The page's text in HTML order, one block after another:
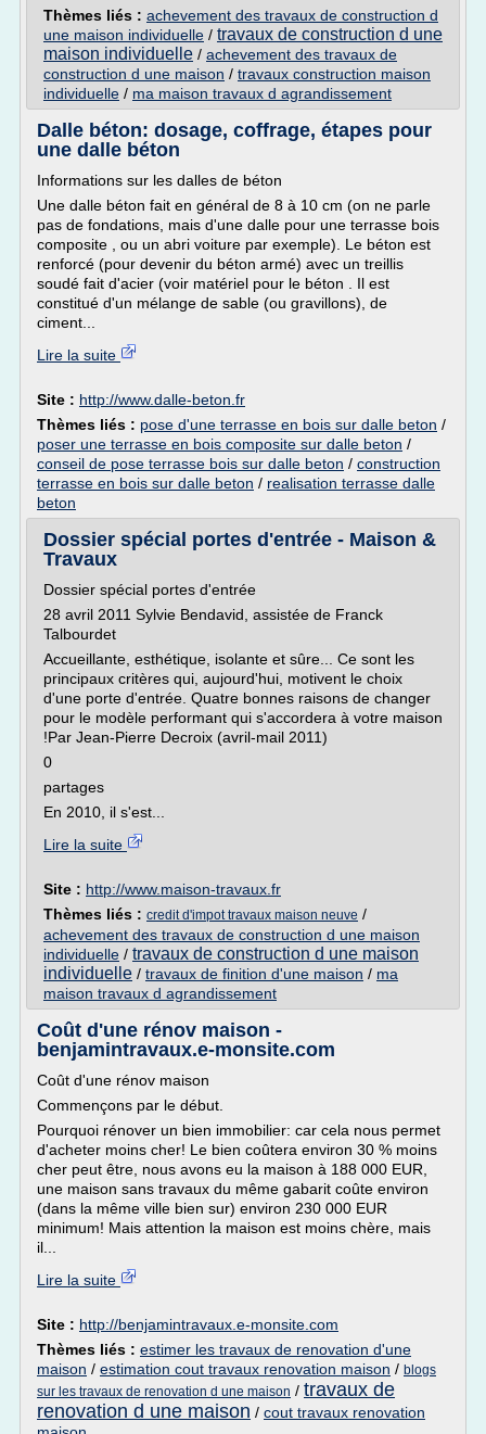
Thèmes liés : achevement des travaux de construction d
une maison individuelle / travaux de construction d une
maison individuelle / achevement des travaux de
construction d une maison / travaux construction maison
individuelle / ma maison travaux d agrandissement
Dalle béton: dosage, coffrage, étapes pour
une dalle béton
Informations sur les dalles de béton
Une dalle béton fait en général de 8 à 10 cm (on ne parle
pas de fondations, mais d'une dalle pour une terrasse bois
composite , ou un abri voiture par exemple). Le béton est
renforcé (pour devenir du béton armé) avec un treillis
soudé fait d'acier (voir matériel pour le béton . Il est
constitué d'un mélange de sable (ou gravillons), de
ciment...
Lire la suite
Site : http://www.dalle-beton.fr
Thèmes liés : pose d'une terrasse en bois sur dalle beton /
poser une terrasse en bois composite sur dalle beton /
conseil de pose terrasse bois sur dalle beton / construction
terrasse en bois sur dalle beton / realisation terrasse dalle
beton
Dossier spécial portes d'entrée - Maison &
Travaux
Dossier spécial portes d'entrée
28 avril 2011 Sylvie Bendavid, assistée de Franck
Talbourdet
Accueillante, esthétique, isolante et sûre... Ce sont les
principaux critères qui, aujourd'hui, motivent le choix
d'une porte d'entrée. Quatre bonnes raisons de changer
pour le modèle performant qui s'accordera à votre maison
!Par Jean-Pierre Decroix (avril-mail 2011)
0
partages
En 2010, il s'est...
Lire la suite
Site : http://www.maison-travaux.fr
Thèmes liés : credit d'impot travaux maison neuve /
achevement des travaux de construction d une maison
individuelle / travaux de construction d une maison
individuelle / travaux de finition d'une maison / ma
maison travaux d agrandissement
Coût d'une rénov maison -
benjamintravaux.e-monsite.com
Coût d'une rénov maison
Commençons par le début.
Pourquoi rénover un bien immobilier: car cela nous permet
d'acheter moins cher! Le bien coûtera environ 30 % moins
cher peut être, nous avons eu la maison à 188 000 EUR,
une maison sans travaux du même gabarit coûte environ
(dans la même ville bien sur) environ 230 000 EUR
minimum! Mais attention la maison est moins chère, mais
il...
Lire la suite
Site : http://benjamintravaux.e-monsite.com
Thèmes liés : estimer les travaux de renovation d'une
maison / estimation cout travaux renovation maison / blogs
sur les travaux de renovation d une maison / travaux de
renovation d une maison / cout travaux renovation